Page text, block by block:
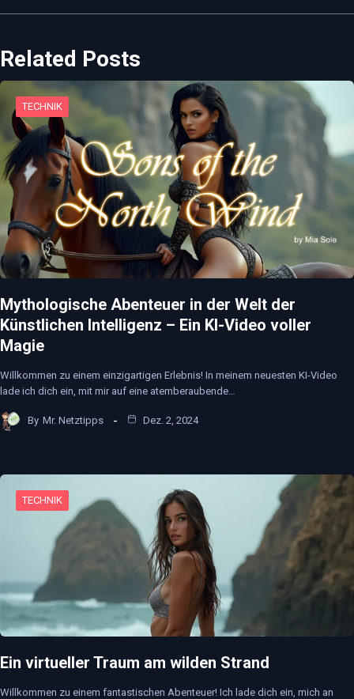
Related Posts
TECHNIK
Mythologische Abenteuer in der Welt der
Künstlichen Intelligenz – Ein KI-Video voller
Magie
Willkommen zu einem einzigartigen Erlebnis! In meinem neuesten KI-Video
lade ich dich ein, mit mir auf eine atemberaubende…
By Mr. Netztipps Dez. 2, 2024
TECHNIK
Ein virtueller Traum am wilden Strand
Willkommen zu einem fantastischen Abenteuer! Ich lade dich ein, mich an